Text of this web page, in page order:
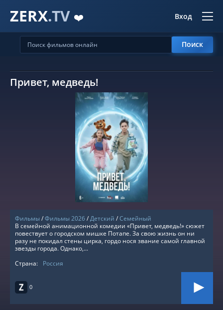
ZERX.TV ❤️ Вход
Поиск
Привет, медведь!
СМОТРЕТЬ ОНЛАЙН
Фильмы/Фильмы 2026/Детский /Семейный
0
В семейной анимационной комедии «Привет, медведь!» сюжет
повествует о городском мишке Потапе. За свою жизнь он ни
разу не покидал стены цирка, гордо нося звание самой главной
звезды города. Однако,...
Страна:
Россия